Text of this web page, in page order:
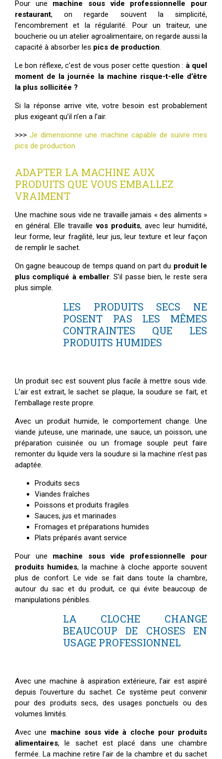
Pour une machine sous vide professionnelle pour
restaurant, on regarde souvent la simplicité,
l’encombrement et la régularité. Pour un traiteur, une
boucherie ou un atelier agroalimentaire, on regarde aussi la
capacité à absorber les pics de production
Le bon réflexe, c’est de vous poser cette question : à quel
moment de la journée la machine risque-t-elle d’être
la plus sollicitée ?
Si la réponse arrive vite, votre besoin est probablement
plus exigeant qu’il n’en a l’air.
>>>Je dimensionne une machine capable de suivre mes
pics de production
ADAPTER LA MACHINE AUX
PRODUITS QUE VOUS EMBALLEZ
VRAIMENT
Une machine sous vide ne travaille jamais « des aliments »
en général. Elle travaillevos produits, avec leur humidité,
leur forme, leur fragilité, leur jus, leur texture et leur façon
de remplir le sachet.
On gagne beaucoup de temps quand on part du produit le
plus compliqué à emballer . S’il passe bien, le reste sera
plus simple.
LES PRODUITS SECS NE
POSENT PAS LES MÊMES
CONTRAINTES QUE LES
PRODUITS HUMIDES
Un produit sec est souvent plus facile à mettre sous vide.
L’air est extrait, le sachet se plaque, la soudure se fait, et
l’emballage reste propre.
Avec un produit humide, le comportement change. Une
viande juteuse, une marinade, une sauce, un poisson, une
préparation cuisinée ou un fromage souple peut faire
remonter du liquide vers la soudure si la machine n’est pas
adaptée.
Produits secs
Viandes fraîches
Poissons et produits fragiles
Sauces, jus et marinades
Fromages et préparations humides
Plats préparés avant service
Pour une machine sous vide professionnelle pour
produits humides, la machine à cloche apporte souvent
plus de confort. Le vide se fait dans toute la chambre,
autour du sac et du produit, ce qui évite beaucoup de
manipulations pénibles.
LA CLOCHE CHANGE
BEAUCOUP DE CHOSES EN
USAGE PROFESSIONNEL
Avec une machine à aspiration extérieure, l’air est aspiré
depuis l’ouverture du sachet. Ce système peut convenir
pour des produits secs, des usages ponctuels ou des
volumes limités.
Avec une machine sous vide à cloche pour produits
alimentaires, le sachet est placé dans une chambre
fermée. La machine retire l’air de la chambre et du sachet